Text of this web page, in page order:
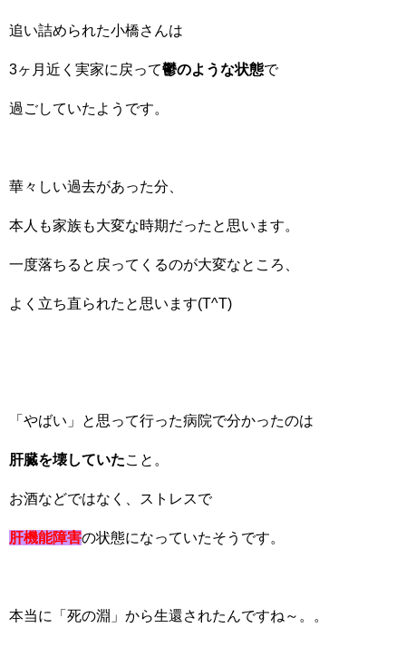
追い詰められた小橋さんは
3ヶ月近く実家に戻って鬱のような状態で
過ごしていたようです。
華々しい過去があった分、
本人も家族も大変な時期だったと思います。
一度落ちると戻ってくるのが大変なところ、
よく立ち直られたと思います(T^T)
「やばい」と思って行った病院で分かったのは
肝臓を壊していたこと。
お酒などではなく、ストレスで
肝機能障害の状態になっていたそうです。
本当に「死の淵」から生還されたんですね～。。